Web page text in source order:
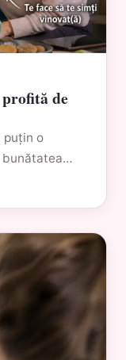
de
puțin o
bunătatea…